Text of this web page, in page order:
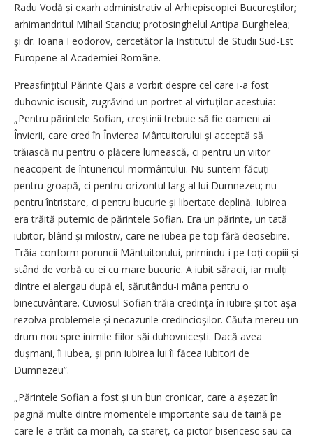
Radu Vodă și exarh administrativ al Arhiepiscopiei Bucureștilor;
arhimandritul Mihail Stanciu; protosinghelul Antipa Burghelea;
și dr. Ioana Feodorov, cercetător la Institutul de Studii Sud-Est
Europene al Academiei Române.
Preasfințitul Părinte Qais a vorbit despre cel care i-a fost
duhovnic iscusit, zugrăvind un portret al virtuților acestuia:
„Pentru părintele Sofian, creștinii trebuie să fie oameni ai
Învierii, care cred în Învierea Mântuitorului și acceptă să
trăiască nu pentru o plăcere lumească, ci pentru un viitor
neacoperit de întunericul mormântului. Nu suntem făcuți
pentru groapă, ci pentru orizontul larg al lui Dumnezeu; nu
pentru întristare, ci pentru bucurie și libertate deplină. Iubirea
era trăită puternic de părintele Sofian. Era un părinte, un tată
iubitor, blând și milostiv, care ne iubea pe toți fără deosebire.
Trăia conform poruncii Mântuitorului, primindu-i pe toți copiii și
stând de vorbă cu ei cu mare bucurie. A iubit săracii, iar mulți
dintre ei alergau după el, sărutându-i mâna pentru o
binecuvântare. Cuviosul Sofian trăia credința în iubire și tot așa
rezolva problemele și necazurile credin­cioșilor. Căuta mereu un
drum nou spre inimile fiilor săi duhovnicești. Dacă avea
dușmani, îi iubea, și prin iubirea lui îi făcea iubitori de
Dumnezeu”.
„Părintele Sofian a fost și un bun cronicar, care a așezat în
pagină multe dintre momentele importante sau de taină pe
care le-a trăit ca monah, ca stareț, ca pictor bisericesc sau ca